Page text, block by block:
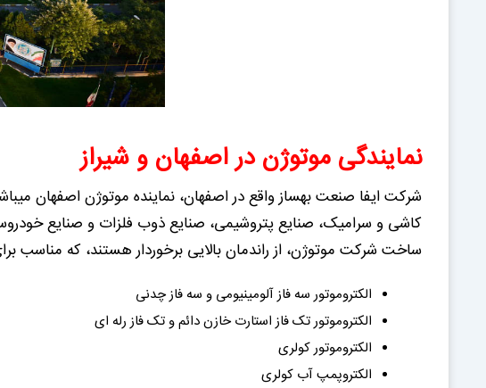
نمایندگی موتوژن در اصفهان و شیراز
شرکت ایفا صنعت بهساز واقع در اصفهان، نماینده موتوژن اصفهان
کاشی و سرامیک، صنایع پتروشیمی، صنایع ذوب فلزات و صنایع
ساخت شرکت موتوژن، از راندمان بالایی برخوردار هستند، که مناسب
الکتروموتور سه فاز آلومینیومی و سه فاز چدنی
الکتروموتور تک فاز استارت خازن دائم و تک فاز رله ای
الکتروموتور کولری
الکتروپمپ آب کولری